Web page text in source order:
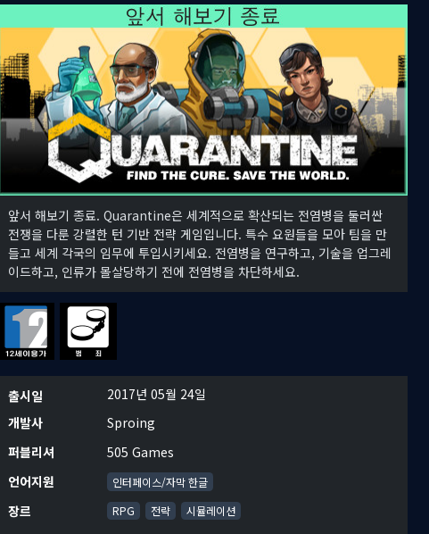
앞서 해보기 종료. Quarantine은 세계적으로 확산되는 전염병을 둘러싼
전쟁을 다룬 강렬한 턴 기반 전략 게임입니다. 특수 요원들을 모아 팀을 만
들고 세계 각국의 임무에 투입시키세요. 전염병을 연구하고, 기술을 업그레
이드하고, 인류가 몰살당하기 전에 전염병을 차단하세요.
출시일
2017년 05월 24일
개발사
Sproing
퍼블리셔
505 Games
언어지원
인터페이스/자막 한글
장르 RPG 전략 시뮬레이션